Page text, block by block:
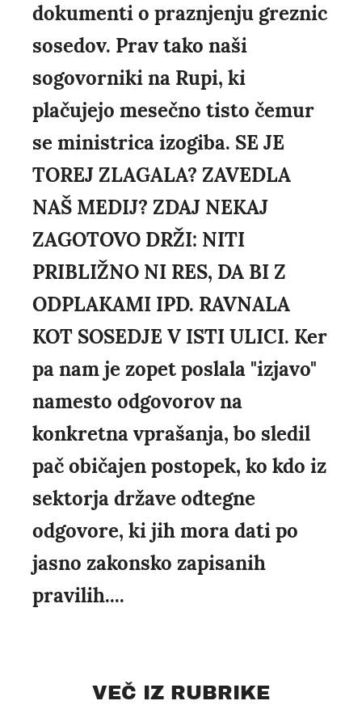
dokumenti o praznjenju greznic
sosedov. Prav tako naši
sogovorniki na Rupi, ki
plačujejo mesečno tisto čemur
se ministrica izogiba. SE JE
TOREJ ZLAGALA? ZAVEDLA
NAŠ MEDIJ? ZDAJ NEKAJ
ZAGOTOVO DRŽI: NITI
PRIBLIŽNO NI RES, DA BI Z
ODPLAKAMI IPD. RAVNALA
KOT SOSEDJE V ISTI ULICI. Ker
pa nam je zopet poslala "izjavo"
namesto odgovorov na
konkretna vprašanja, bo sledil
pač običajen postopek, ko kdo iz
sektorja države odtegne
odgovore, ki jih mora dati po
jasno zakonsko zapisanih
pravilih....
VEČ IZ RUBRIKE